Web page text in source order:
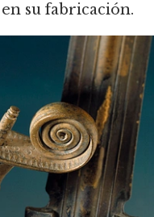
su fabricación.